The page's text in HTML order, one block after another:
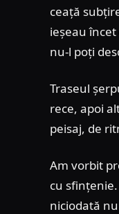
ceață
ieșeau
nu-l poți
Traseul
rece, apoi
peisaj, de
Am vorbit
cu
niciodată